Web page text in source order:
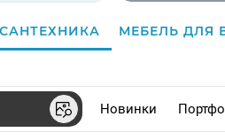
САНТЕХНИКА МЕБЕЛЬ ДЛЯ
Новинки